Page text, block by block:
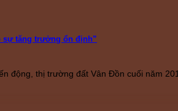
sự tăng trưởng ổn định”
động, thị trường đất Vân Đồn cuối năm